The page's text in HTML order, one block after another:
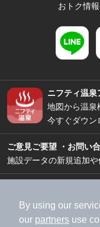
By using our
our partners use
おトク情
ニフティ温泉
地図から温泉
今すぐダウン
ご意見ご要望 ・お問い
施設データの新規追加
加盟店募集
利用規約